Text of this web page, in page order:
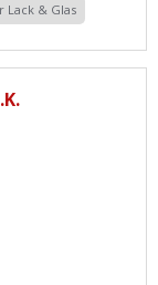
Lack & Glas